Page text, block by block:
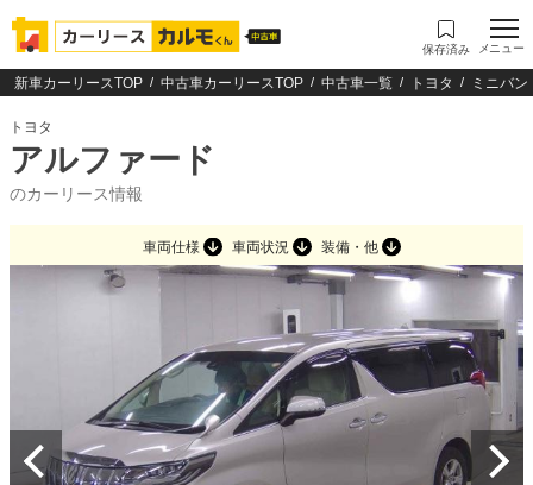
保存済み メニュー
新車カーリースTOP 中古車カーリースTOP 中古車一覧 トヨタ ミニバ
トヨタ
アルファード
のカーリース情報
車両仕様 車両状況 装備・他